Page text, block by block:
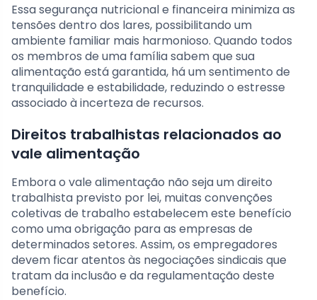
Essa segurança nutricional e financeira minimiza as
tensões dentro dos lares, possibilitando um
ambiente familiar mais harmonioso. Quando todos
os membros de uma família sabem que sua
alimentação está garantida, há um sentimento de
tranquilidade e estabilidade, reduzindo o estresse
associado à incerteza de recursos.
Direitos trabalhistas relacionados ao
vale alimentação
Embora o vale alimentação não seja um direito
trabalhista previsto por lei, muitas convenções
coletivas de trabalho estabelecem este benefício
como uma obrigação para as empresas de
determinados setores. Assim, os empregadores
devem ficar atentos às negociações sindicais que
tratam da inclusão e da regulamentação deste
benefício.